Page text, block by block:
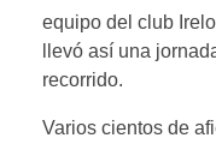
equipo del club
llevó así una
recorrido.
Varios cientos de